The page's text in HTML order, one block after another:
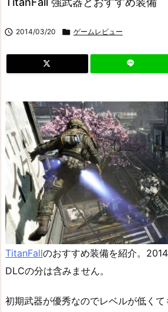
 2014/03/20  ゲームレビュー
TitanFallのおすすめ装備を紹介。
DLCの分は含みません。
初期武器が優秀なのでレベルが低く